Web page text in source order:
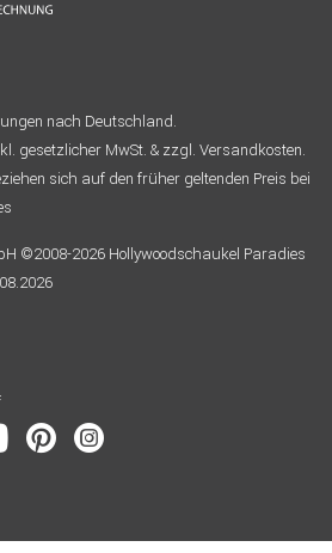
nach Deutschland.
gesetzlicher MwSt. & zzgl. Versandkosten.
sich auf den früher geltenden Preis bei
©2008-2026 Hollywoodschaukel Paradies